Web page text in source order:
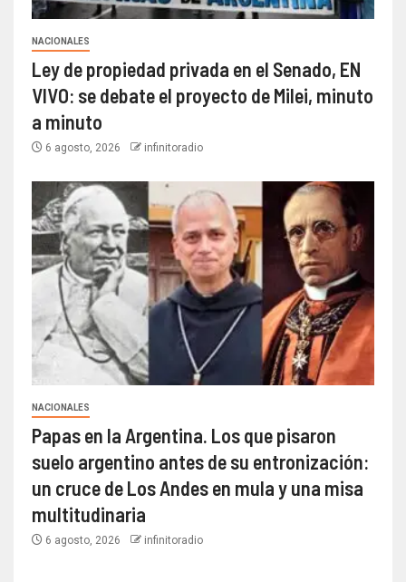
NACIONALES
Ley de propiedad privada en el Senado, EN
VIVO: se debate el proyecto de Milei, minuto
a minuto
6 agosto, 2026 infinitoradio
NACIONALES
Papas en la Argentina. Los que pisaron
suelo argentino antes de su entronización:
un cruce de Los Andes en mula y una misa
multitudinaria
6 agosto, 2026 infinitoradio